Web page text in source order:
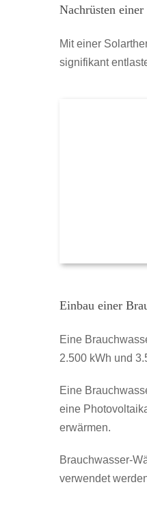
Nachrüsten
Mit einer
signifikant
Einbau einer
Eine
2.500 kWh und
Eine
eine
erwärmen.
Brauchwasser-
verwendet